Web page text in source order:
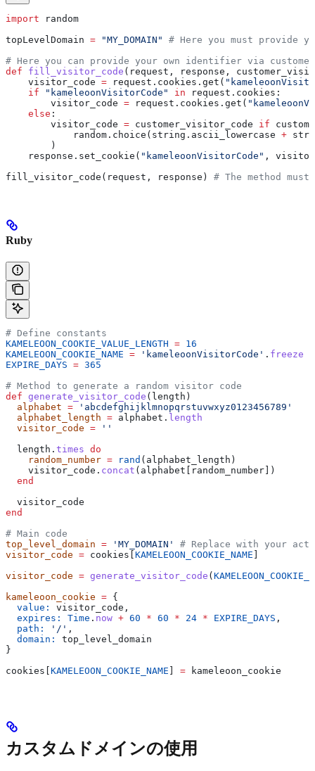
import random
topLevelDomain = "MY_DOMAIN"
# Here you must provide
# Here you can provide your own identifier via
def fill_visitor_code ( request , response ,
    visitor_code
= request.cookies.get(
    if
"kameleoonVisitorCode" in request.cookies:
        visitor_code
= request.cookies.get(
    else
:
        visitor_code
= customer_visitor_code if
            random.choice(string.ascii_lowercase
+
        )
    response.set_cookie(
"kameleoonVisitorCode" ,
fill_visitor_code(request, response) # The method
Ruby
# Define constants
KAMELEOON_COOKIE_VALUE_LENGTH = 16
KAMELEOON_COOKIE_NAME = 'kameleoonVisitorCode' . freeze
EXPIRE_DAYS = 365
# Method to generate a random visitor code
def generate_visitor_code ( length )
  alphabet
= 'abcdefghijklmnopqrstuvwxyz0123456789'
  alphabet_length
= alphabet. length
  visitor_code
= ''
  length.
times do
    random_number
= rand (alphabet_length)
    visitor_code.
concat (alphabet[random_number])
  end
  visitor_code
end
# Main code
top_level_domain = 'MY_DOMAIN'
# Replace with your
visitor_code = cookies[ KAMELEOON_COOKIE_NAME
visitor_code = generate_visitor_code (
kameleoon_cookie = {
  value:
visitor_code,
  expires:
Time . now + 60 * 60 * 24 * EXPIRE_DAYS ,
  path:
'/' ,
  domain:
top_level_domain
}
cookies[ KAMELEOON_COOKIE_NAME = kameleoon_cookie
カスタムドメインの使用